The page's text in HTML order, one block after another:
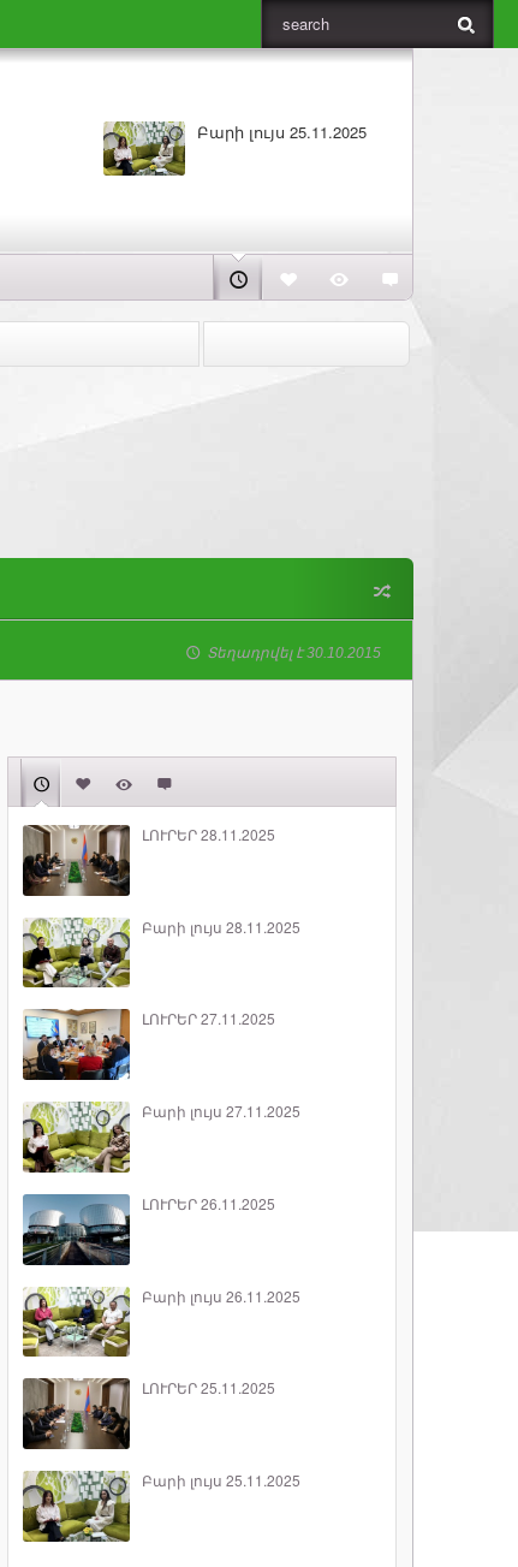
Բարի լույս 25.11.2025
Տեղադրվել է 30.10.2015
ԼՈՒՐԵՐ 28.11.2025
Բարի լույս 28.11.2025
ԼՈՒՐԵՐ 27.11.2025
Բարի լույս 27.11.2025
ԼՈՒՐԵՐ 26.11.2025
Բարի լույս 26.11.2025
ԼՈՒՐԵՐ 25.11.2025
Բարի լույս 25.11.2025